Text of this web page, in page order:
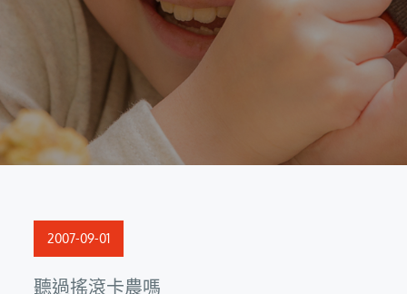
Posted
2007-09-01
聽過搖滾卡農嗎